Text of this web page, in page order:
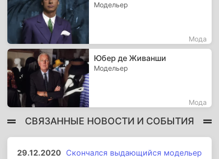
Модельер
Мода
Юбер де Живанши
Модельер
Мода
СВЯЗАННЫЕ НОВОСТИ И СОБЫТИЯ
29.12.2020 Скончался выдающийся модельер